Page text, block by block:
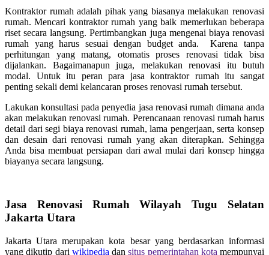
Kontraktor rumah adalah pihak yang biasanya melakukan renovasi
rumah. Mencari kontraktor rumah yang baik memerlukan beberapa
riset secara langsung. Pertimbangkan juga mengenai biaya renovasi
rumah yang harus sesuai dengan budget anda. Karena tanpa
perhitungan yang matang, otomatis proses renovasi tidak bisa
dijalankan. Bagaimanapun juga, melakukan renovasi itu butuh
modal. Untuk itu peran para jasa kontraktor rumah itu sangat
penting sekali demi kelancaran proses renovasi rumah tersebut.
Lakukan konsultasi pada penyedia jasa renovasi rumah dimana anda
akan melakukan renovasi rumah. Perencanaan renovasi rumah harus
detail dari segi biaya renovasi rumah, lama pengerjaan, serta konsep
dan desain dari renovasi rumah yang akan diterapkan. Sehingga
Anda bisa membuat persiapan dari awal mulai dari konsep hingga
biayanya secara langsung.
Jasa Renovasi Rumah Wilayah Tugu Selatan
Jakarta Utara
Jakarta Utara merupakan kota besar yang berdasarkan informasi
yang dikutip dari wikipedia dansitus pemerintahan kota mempunyai